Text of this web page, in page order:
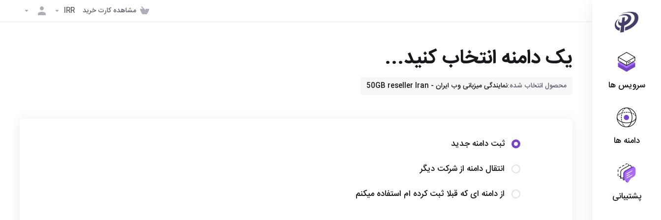
سرویس ها
دامنه ها
پشتیبانی
مشاهده کارت خرید IRR
یک دامنه انتخاب کنید...
محصول انتخاب شده:نمایندگی میزبانی وب ایران - 50GB reseller Iran
ثبت دامنه جدید
انتقال دامنه از شرکت دیگر
از دامنه ای که قبلا ثبت کرده ام استفاده میکنم